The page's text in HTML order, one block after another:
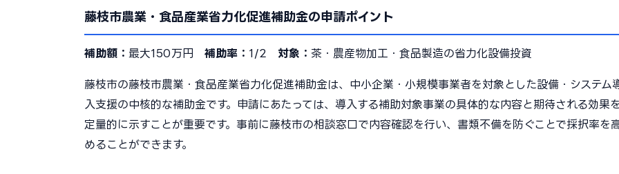
藤枝市農業・食品産業省力化促進補助金の申請ポイント
補助額： 最大150万円 補助率： 1/2 対象： 茶・農産物加工・食品製造の省力化設備投資
藤枝市の藤枝市農業・食品産業省力化促進補助金は、中小企業・小規模事業者を対象とした設備・システム
入支援の中核的な補助金です。申請にあたっては、導入する補助対象事業の具体的な内容と期待される効果を
定量的に示すことが重要です。事前に藤枝市の相談窓口で内容確認を行い、書類不備を防ぐことで採択率を
めることができます。